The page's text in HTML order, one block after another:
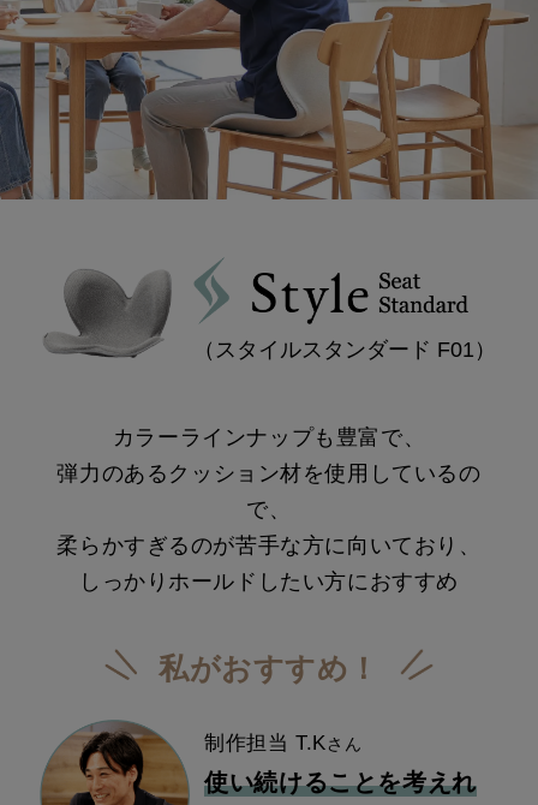
（スタイルスタンダード F01）
カラーラインナップも豊富で、
弾力のある クッション材を使用しているの
で、
柔らかすぎるのが苦手な方に向いており、
しっかりホールドしたい方におすすめ
私がおすすめ！
制作担当 T.Kさん
使い続けることを考えれ